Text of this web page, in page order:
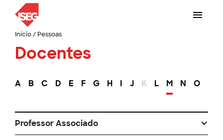
Início/ Pessoas
Docentes
A B C D E F G H I J K L M N O
Professor Associado